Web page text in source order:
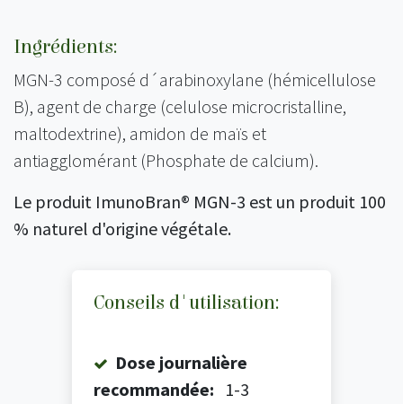
Ingrédients:
MGN-3 composé d´arabinoxylane (hémicellulose
B), agent de charge (celulose microcristalline,
maltodextrine), amidon de maïs et
antiagglomérant (Phosphate de calcium).
Le produit ImunoBran® MGN-3 est un produit 100
% naturel d'origine végétale.
Conseils d'utilisation:
Dose journalière
recommandée: 1-3